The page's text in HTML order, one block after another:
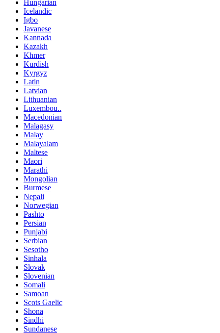
Hungarian
Icelandic
Igbo
Javanese
Kannada
Kazakh
Khmer
Kurdish
Kyrgyz
Latin
Latvian
Lithuanian
Luxembou..
Macedonian
Malagasy
Malay
Malayalam
Maltese
Maori
Marathi
Mongolian
Burmese
Nepali
Norwegian
Pashto
Persian
Punjabi
Serbian
Sesotho
Sinhala
Slovak
Slovenian
Somali
Samoan
Scots Gaelic
Shona
Sindhi
Sundanese